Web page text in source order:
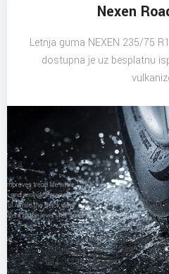
Nexen
Letnja guma NEXEN 235/75
dostupna je uz besplatnu